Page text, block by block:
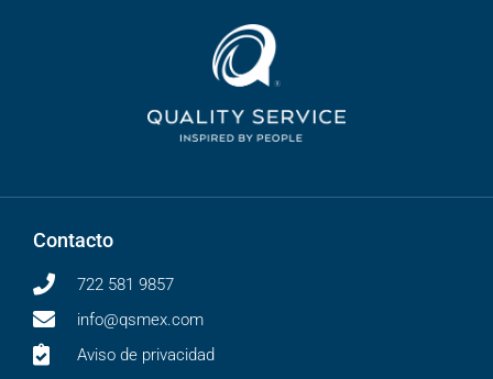
Contacto
722 581 9857
info@qsmex.com
Aviso de privacidad